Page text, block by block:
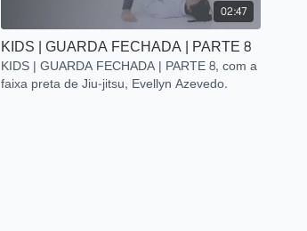
02:47
KIDS | GUARDA FECHADA | PARTE 8
KIDS | GUARDA FECHADA | PARTE 8, com a
faixa preta de Jiu-jitsu, Evellyn Azevedo.